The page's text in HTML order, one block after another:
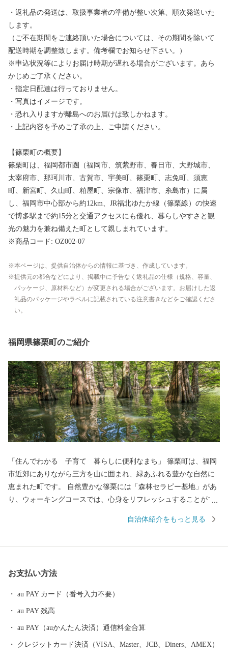
・返礼品の発送は、取扱事業者の準備が整い次第、順次発送いた
します。
（ご不在期間をご連絡頂いた場合については、その期間を除いて
配送時期を調整致します。備考欄でお知らせ下さい。）
※申込状況等によりお届け時期が遅れる場合がございます。あら
かじめご了承ください。
・指定日配達は行っておりません。
・写真はイメージです。
・恐れ入りますが離島へのお届けは致しかねます。
・上記内容を予めご了承の上、ご申請ください。
【篠栗町の概要】
篠栗町は、福岡都市圏（福岡市、筑紫野市、春日市、大野城市、
太宰府市、那珂川市、古賀市、宇美町、篠栗町、志免町、須恵
町、新宮町、久山町、粕屋町、宗像市、福津市、糸島市）に属
し、福岡市中心部から約12km、JR福北ゆたか線（篠栗線）の快速
で博多駅まで約15分と交通アクセスにも優れ、暮らしやすさと観
光の魅力を兼ね備えた町として親しまれています。
※商品コード: OZ002-07
本ページは、提供自治体からの情報に基づき、作成しています。
提供元の都合などにより、掲載中に予告なく返礼品の仕様（規格、容量、
パッケージ、原材料など）が変更される場合がございます。お届けした返
礼品のパッケージやラベルに記載されている注意書きなどをご確認くださ
い。
福岡県篠栗町のご紹介
「住んでわかる 子育て 暮らしに便利なまち」 篠栗町は、福岡
市近郊にありながら三方を山に囲まれ、緑あふれる豊かな自然に
恵まれた町です。 自然豊かな篠栗には「森林セラピー基地」があ
り、ウォーキングコースでは、心身をリフレッシュすることがで
の二又｣や｢大和の大杉｣などの巨樹・巨木が点在する大和の森に、
（都市高速利用時）、JRでおよそ20分と通勤・通学にも便利な町
自治体紹介をもっと見る
お支払い方法
au PAY カード（番号入力不要）
au PAY 残高
au PAY（auかんたん決済）通信料金合算
クレジットカード決済（VISA、Master、JCB、Diners、AMEX）